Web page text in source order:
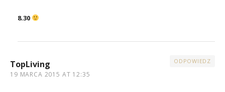
8.30
TopLiving
19 MARCA 2015 AT 12:35
ODPOWIEDZ